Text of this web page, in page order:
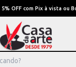
em Até 6x sem juros ou ate